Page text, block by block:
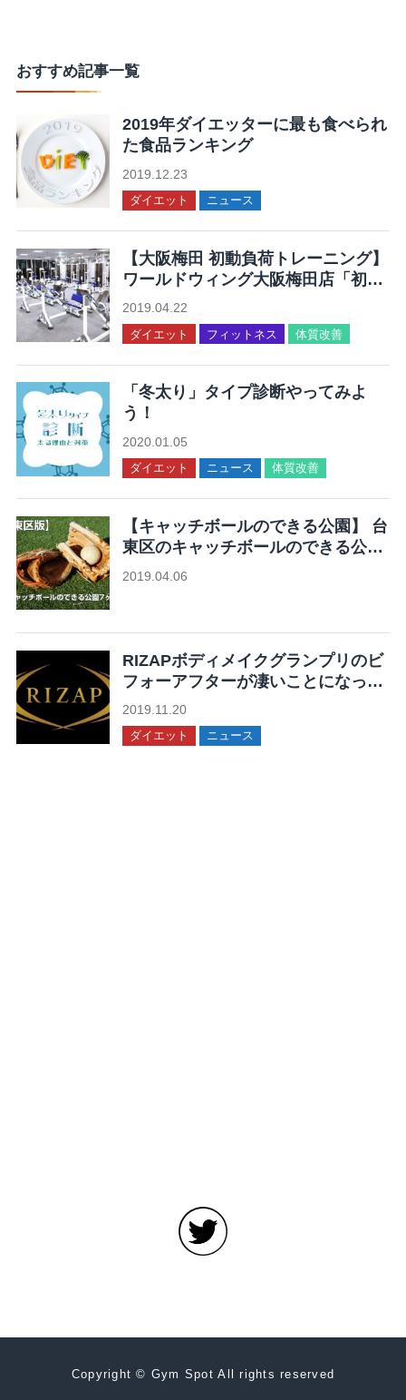
おすすめ記事一覧
2019年ダイエッターに最も食べられ
た食品ランキング
2019.12.23
ダイエット ニュース
【大阪梅田 初動負荷トレーニング】
ワールドウィング大阪梅田店「初動
負荷トレーニングが体験できる」
2019.04.22
ダイエット フィットネス 体質改善
「冬太り」タイプ診断やってみよ
う！
2020.01.05
ダイエット ニュース 体質改善
【キャッチボールのできる公園】 台
東区のキャッチボールのできる公園
7ヶ所まとめ
2019.04.06
RIZAPボディメイクグランプリのビ
フォーアフターが凄いことになって
る！
2019.11.20
ダイエット ニュース
Copyright © Gym Spot All rights reserved